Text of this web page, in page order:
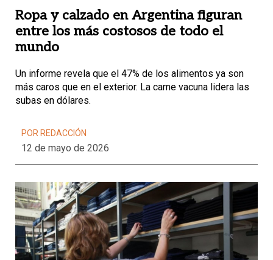
Ropa y calzado en Argentina figuran
entre los más costosos de todo el
mundo
Un informe revela que el 47% de los alimentos ya son
más caros que en el exterior. La carne vacuna lidera las
subas en dólares.
POR REDACCIÓN
12 de mayo de 2026